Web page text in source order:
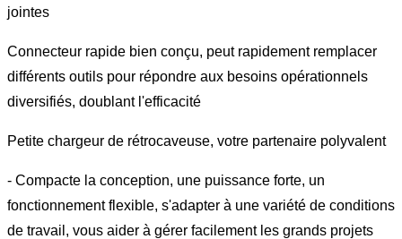
jointes
Connecteur rapide bien conçu, peut rapidement remplacer
différents outils pour répondre aux besoins opérationnels
diversifiés, doublant l'efficacité
Petite chargeur de rétrocaveuse, votre partenaire polyvalent
- Compacte la conception, une puissance forte, un
fonctionnement flexible, s'adapter à une variété de conditions
de travail, vous aider à gérer facilement les grands projets